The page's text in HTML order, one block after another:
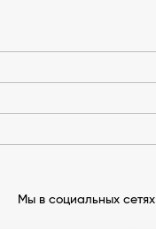
Мы в социальных сетях